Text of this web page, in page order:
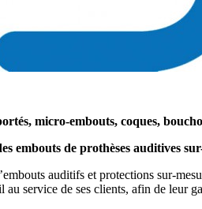
micro-embouts, coques,
embouts de prothèses auditives
auditifs et protections sur-
au service de ses clients, afin de leur